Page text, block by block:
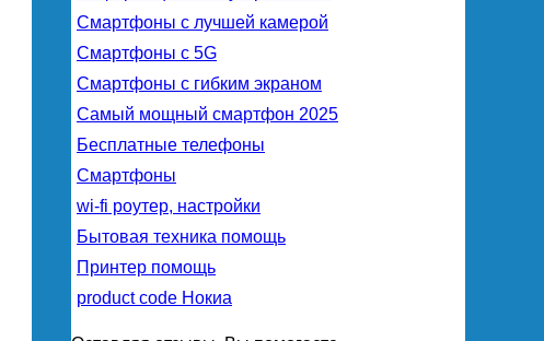
Смартфоны с лучшей камерой
Смартфоны с 5G
Смартфоны с гибким экраном
Самый мощный смартфон 2025
Бесплатные телефоны
Смартфоны
wi-fi роутер, настройки
Бытовая техника помощь
Принтер помощь
product code Нокиа